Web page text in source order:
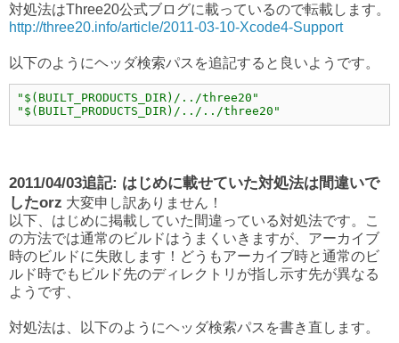
対処法はThree20公式ブログに載っているので転載します。
http://three20.info/article/2011-03-10-Xcode4-Support
以下のようにヘッダ検索パスを追記すると良いようです。
"$(BUILT_PRODUCTS_DIR)/../three20"
"$(BUILT_PRODUCTS_DIR)/../../three20"
2011/04/03追記: はじめに載せていた対処法は間違いで
したorz 大変申し訳ありません！
以下、はじめに掲載していた間違っている対処法です。こ
の方法では通常のビルドはうまくいきますが、アーカイブ
時のビルドに失敗します！どうもアーカイブ時と通常のビ
ルド時でもビルド先のディレクトリが指し示す先が異なる
ようです、
対処法は、以下のようにヘッダ検索パスを書き直します。